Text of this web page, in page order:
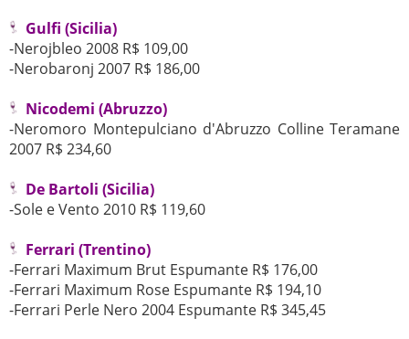
Gulfi (Sicilia)
-Nerojbleo 2008 R$ 109,00
-Nerobaronj 2007 R$ 186,00
Nicodemi (Abruzzo)
-Neromoro Montepulciano d'Abruzzo Colline Teramane
2007 R$ 234,60
De Bartoli (Sicilia)
-Sole e Vento 2010 R$ 119,60
Ferrari (Trentino)
-Ferrari Maximum Brut Espumante R$ 176,00
-Ferrari Maximum Rose Espumante R$ 194,10
-Ferrari Perle Nero 2004 Espumante R$ 345,45